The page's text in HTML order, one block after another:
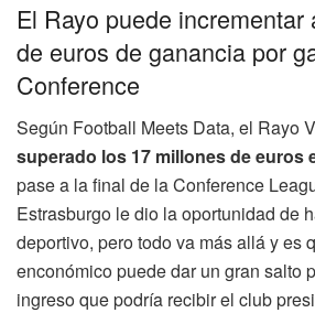
El Rayo puede incrementar
de euros de ganancia por
Conference
Según Football Meets Data, el Rayo
superado los 17 millones de euros
pase a la final de la Conference
Estrasburgo le dio la oportunidad de
deportivo, pero todo va más allá y es
enconómico puede dar un gran salto
ingreso que podría recibir el club